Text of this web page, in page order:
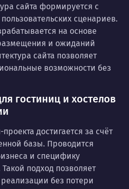
сайта формируется с
сценариев.
на основе
и ожиданий
сайта позволяет
возможности без
гостиниц и хостелов
достигается за счёт
базы. Проводится
и специфику
подход позволяет
без потери